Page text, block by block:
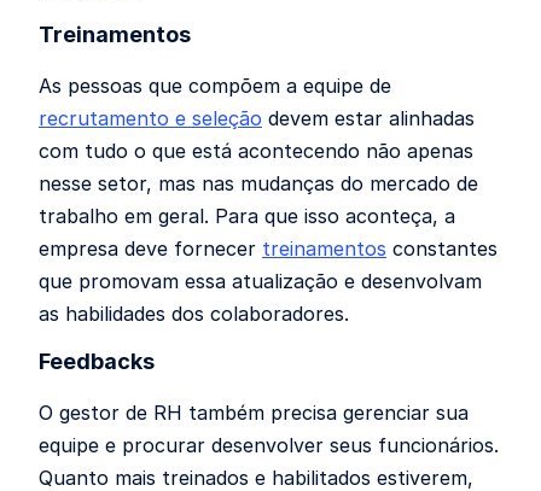
Treinamentos
As pessoas que compõem a equipe de
recrutamento e seleção devem estar alinhadas
com tudo o que está acontecendo não apenas
nesse setor, mas nas mudanças do mercado de
trabalho em geral. Para que isso aconteça, a
empresa deve fornecer treinamentos constantes
que promovam essa atualização e desenvolvam
as habilidades dos colaboradores.
Feedbacks
O gestor de RH também precisa gerenciar sua
equipe e procurar desenvolver seus funcionários.
Quanto mais treinados e habilitados estiverem,